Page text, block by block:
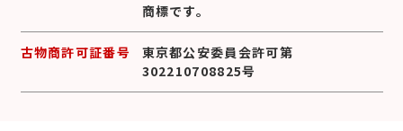
商標です。
古物商許可証番号
東京都公安委員会許可第
302210708825号